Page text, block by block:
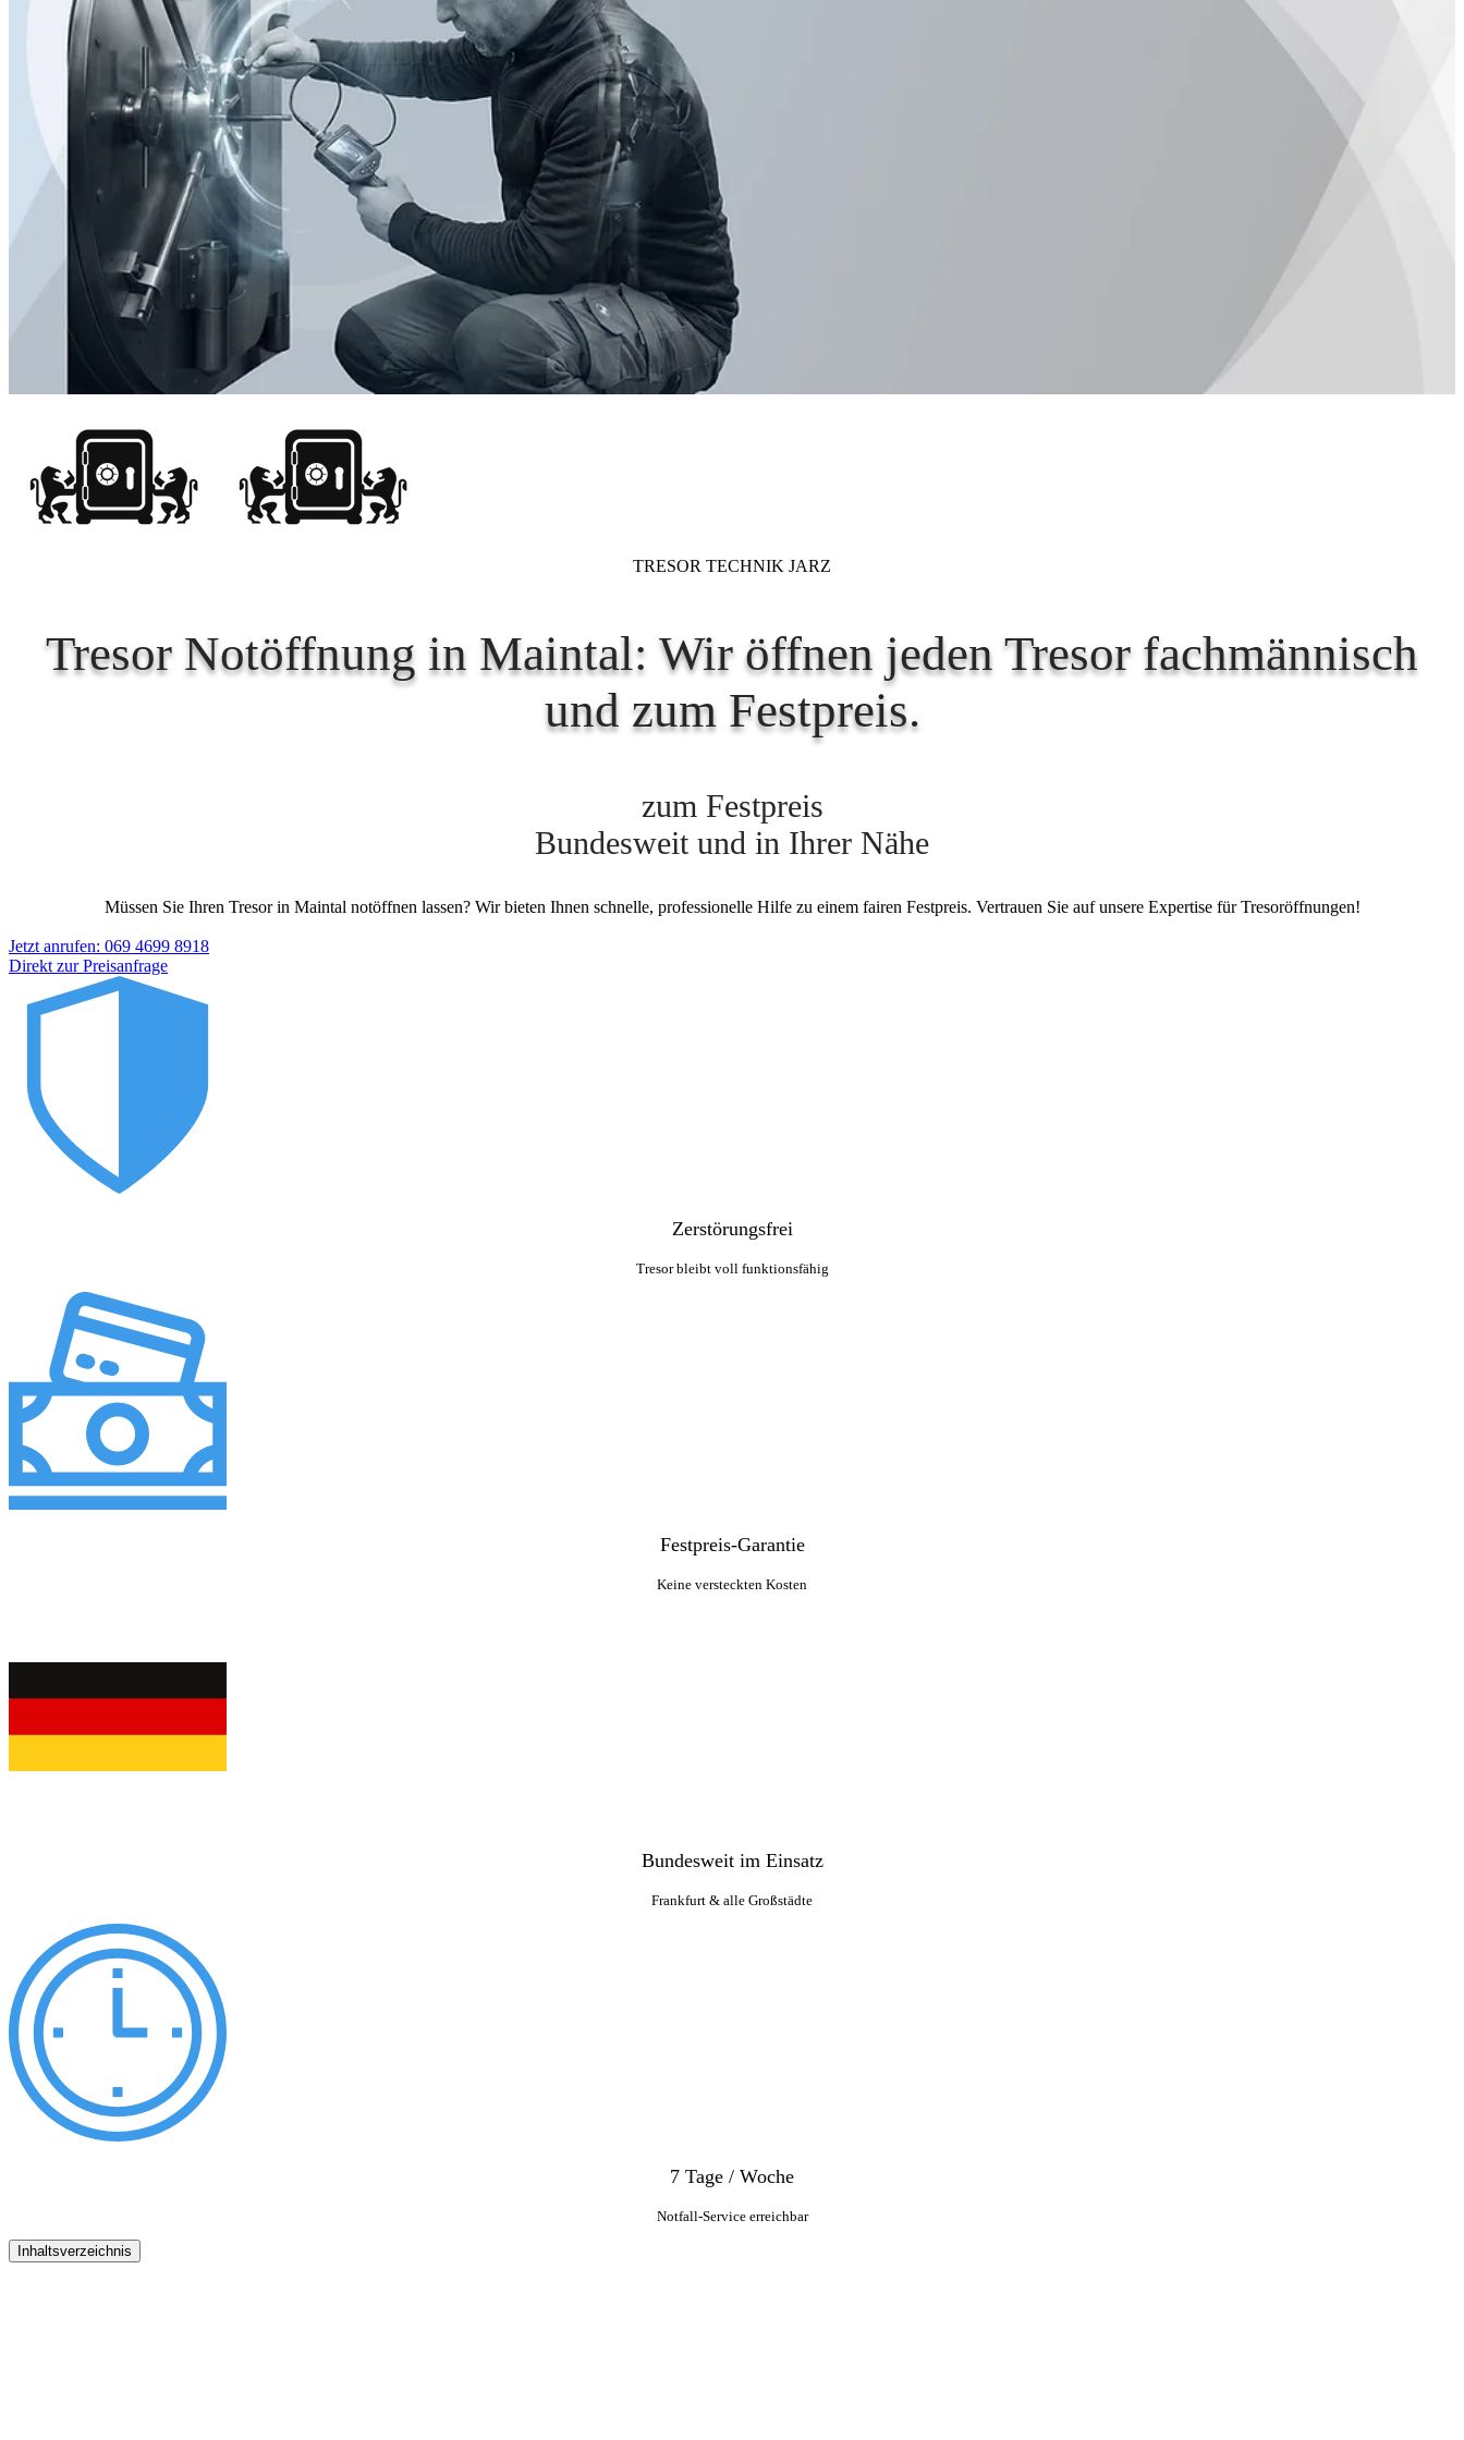
TRESOR TECHNIK JARZ
Tresor Notöffnung in Maintal: Wir öffnen jeden Tresor fachmännisch
und zum Festpreis.
zum Festpreis
Bundesweit und in Ihrer Nähe
Müssen Sie Ihren Tresor in Maintal notöffnen lassen? Wir bieten Ihnen schnelle, professionelle Hilfe zu einem fairen Festpreis. Vertrauen Sie auf unsere Expertise für Tresoröffnungen!
Jetzt anrufen: 069 4699 8918
Direkt zur Preisanfrage
Zerstörungsfrei
Tresor bleibt voll funktionsfähig
Festpreis-Garantie
Keine versteckten Kosten
Bundesweit im Einsatz
Frankfurt & alle Großstädte
7 Tage / Woche
Notfall-Service erreichbar
Inhaltsverzeichnis